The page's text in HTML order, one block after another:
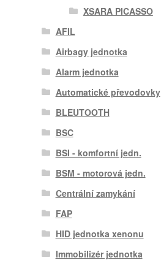
XSARA PICASSO
AFIL
Airbagy jednotka
Alarm jednotka
Automatické převodovky
BLEUTOOTH
BSC
BSI - komfortní jedn.
BSM - motorová jedn.
Centrální zamykání
FAP
HID jednotka xenonu
Immobilizér jednotka